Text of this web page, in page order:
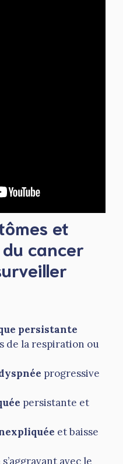
et
cancer
persistante
de la respiration ou
progressive
persistante et
et baisse
s’aggravant avec le